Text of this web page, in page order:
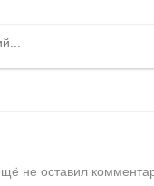
не оставил